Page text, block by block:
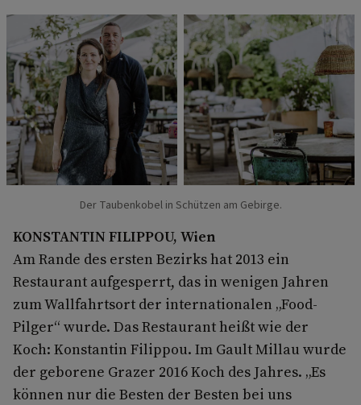
Der Taubenkobel in Schützen am Gebirge.
KONSTANTIN FILIPPOU, Wien
Am Rande des ersten Bezirks hat 2013 ein
Restaurant aufgesperrt, das in wenigen Jahren
zum Wallfahrtsort der internationalen „Food-
Pilger“ wurde. Das Restaurant heißt wie der
Koch: Konstantin Filippou. Im Gault Millau wurde
der geborene Grazer 2016 Koch des Jahres. „Es
können nur die Besten der Besten bei uns